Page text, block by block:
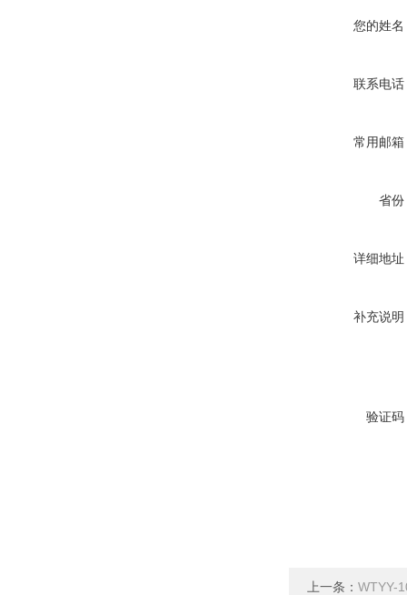
您的姓名
联系电话
常用邮箱
省份
详细地址
补充说明
验证码
上一条： WTYY-